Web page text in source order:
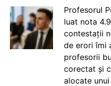
Profesorul
luat nota
contestații
de erori îmi
profesorii
corectat și
alocate